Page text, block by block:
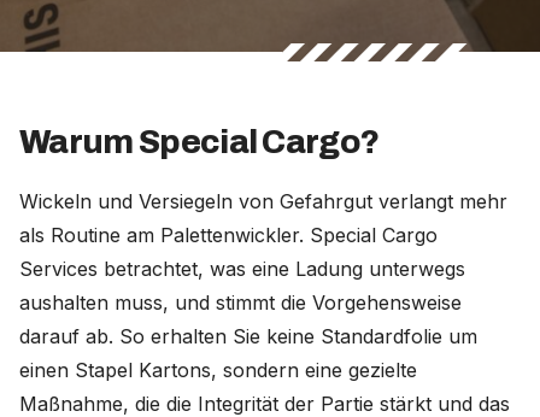
Warum Special Cargo?
Wickeln und Versiegeln von Gefahrgut verlangt mehr
als Routine am Palettenwickler. Special Cargo
Services betrachtet, was eine Ladung unterwegs
aushalten muss, und stimmt die Vorgehensweise
darauf ab. So erhalten Sie keine Standardfolie um
einen Stapel Kartons, sondern eine gezielte
Maßnahme, die die Integrität der Partie stärkt und das